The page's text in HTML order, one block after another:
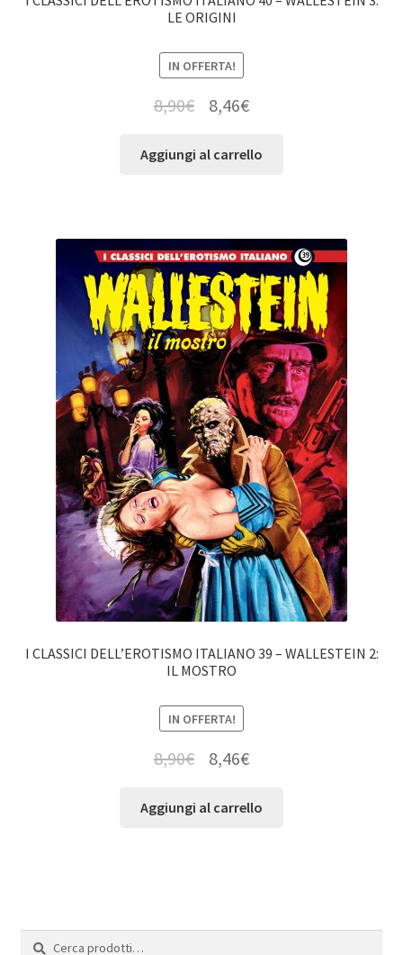
LE ORIGINI
IN OFFERTA!
8,90€ 8,46€
Aggiungi al carrello
I CLASSICI DELL’EROTISMO ITALIANO 39 – WALLESTEIN 2:
IL MOSTRO
IN OFFERTA!
8,90€ 8,46€
Aggiungi al carrello
Cerca:
Cerca